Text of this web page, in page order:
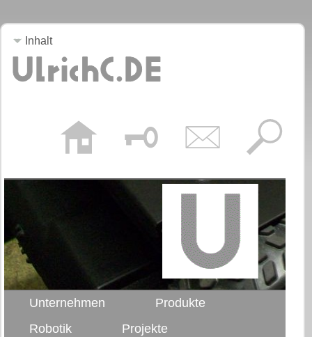
Inhalt
Unternehmen
Produkte
Robotik
Projekte